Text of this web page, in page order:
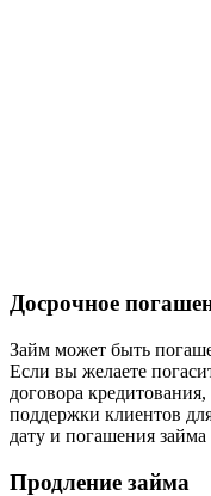
Досрочное
Займ может быть
Если вы желаете
договора
поддержки клиентов
дату и погашения займа
Продление займа